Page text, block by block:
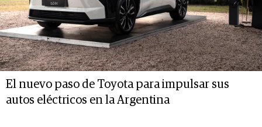
El nuevo paso de Toyota para impulsar sus
autos eléctricos en la Argentina